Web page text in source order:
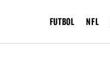
FUTBOL NFL